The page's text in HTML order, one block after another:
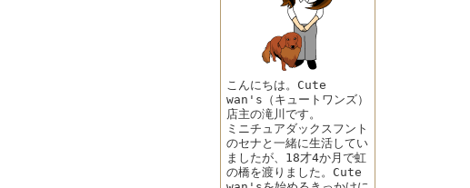
こんにちは。Cute
wan's（キュートワンズ）
店主の滝川です。
ミニチュアダックスフント
のセナと一緒に生活してい
ましたが、18才4か月で虹
の橋を渡りました。Cute